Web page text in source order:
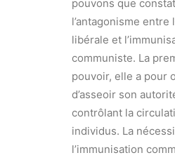
pouvons que
l’antagonisme entre
libérale et
communiste. La
pouvoir, elle a pour
d’asseoir son
contrôlant la
individus. La
l’immunisation